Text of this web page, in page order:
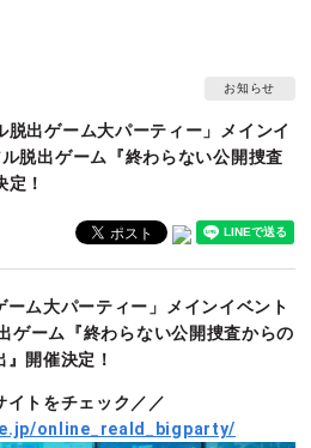
お知らせ
脱出ゲーム大パーティー」メインイ
脱出ゲーム『終わらない公開捜査
！
ーム大パーティー」メインイベント
ゲーム『終わらない公開捜査からの
』開催決定！
イトをチェック／／
online_reald_bigparty/